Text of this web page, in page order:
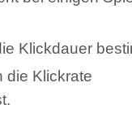
Klickdauer
die Klickrate